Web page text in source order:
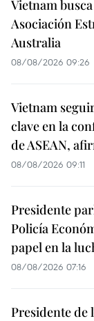
Vietnam
Asociación
Australia
08/08/2026 09:26
Vietnam
clave en la
de ASEAN,
08/08/2026 09:11
Presidente
Policía
papel en la
08/08/2026 07:16
Presidente de